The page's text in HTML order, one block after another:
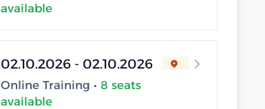
available
02.10.2026 - 02.10.2026
Online Training • 8 seats
available